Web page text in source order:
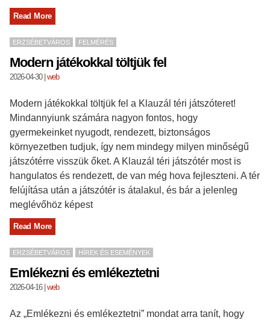
Read More
ERZSÉBETVÁROS FELMÉRÉS
Modern játékokkal töltjük fel
2026-04-30| web
Modern játékokkal töltjük fel a Klauzál téri játszóteret!
Mindannyiunk számára nagyon fontos, hogy
gyermekeinket nyugodt, rendezett, biztonságos
környezetben tudjuk, így nem mindegy milyen minőségű
játszótérre visszük őket. A Klauzál téri játszótér most is
hangulatos és rendezett, de van még hova fejleszteni. A tér
felújítása után a játszótér is átalakul, és bár a jelenleg
meglévőhöz képest
Read More
ERZSÉBETVÁROS HÍREK ÉS ESEMÉNYEK
Emlékezni és emlékeztetni
2026-04-16| web
Az „Emlékezni és emlékeztetni” mondat arra tanít, hogy